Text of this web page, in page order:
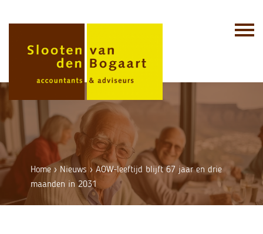
Home › Nieuws ›AOW-leeftijd blijft 67 jaar en drie
maanden in 2031